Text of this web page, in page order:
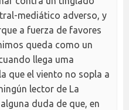
mediático adverso, y
a fuerza de favores
queda como un
llega uma
que el viento no sopla a
lector de La
duda de que, en